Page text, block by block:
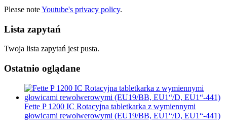
Please noteYoutube's privacy policy.
Lista zapytań
Twoja lista zapytań jest pusta.
Ostatnio oglądane
Fette P 1200 IC Rotacyjna tabletkarka z wymiennymi
głowicami rewolwerowymi (EU19/BB, EU1“/D, EU1“-441)